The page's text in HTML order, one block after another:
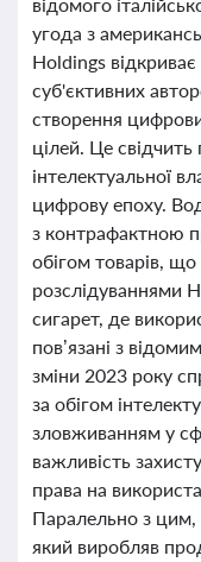
угода з
Holdings
суб'єктивних
створення
цілей. Це
інтелектуальної
цифрову епоху.
з контрафактною
обігом товарів,
розслідуваннями
сигарет, де
пов’язані з
зміни 2023 року
за обігом
зловживанням у
важливість
права на
Паралельно з цим,
який виробляв